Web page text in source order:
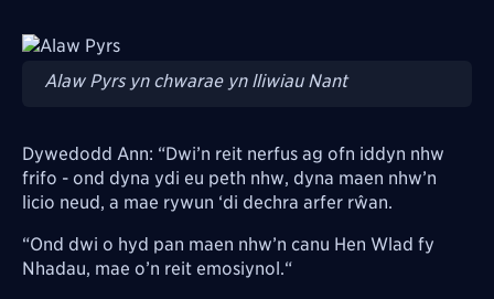
Image
Alaw Pyrs yn chwarae yn lliwiau Nant
Dywedodd Ann: “Dwi’n reit nerfus ag ofn iddyn nhw
frifo - ond dyna ydi eu peth nhw, dyna maen nhw’n
licio neud, a mae rywun ‘di dechra arfer rŵan.
“Ond dwi o hyd pan maen nhw’n canu Hen Wlad fy
Nhadau, mae o’n reit emosiynol.“